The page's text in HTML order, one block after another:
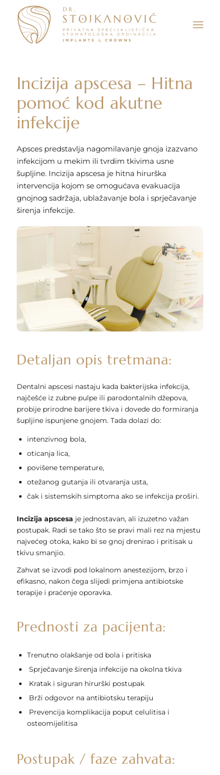
Incizija apscesa – Hitna
pomoć kod akutne
infekcije
Apsces predstavlja nagomilavanje gnoja izazvano
infekcijom u mekim ili tvrdim tkivima usne
šupljine. Incizija apscesa je hitna hirurška
intervencija kojom se omogućava evakuacija
gnojnog sadržaja, ublažavanje bola i sprječavanje
širenja infekcije.
Detaljan opis tretmana:
Dentalni apscesi nastaju kada bakterijska infekcija,
najčešće iz zubne pulpe ili parodontalnih džepova,
probije prirodne barijere tkiva i dovede do formiranja
šupljine ispunjene gnojem. Tada dolazi do:
intenzivnog bola,
oticanja lica,
povišene temperature,
otežanog gutanja ili otvaranja usta,
čak i sistemskih simptoma ako se infekcija proširi.
Incizija apscesa je jednostavan, ali izuzetno važan
postupak. Radi se tako što se pravi mali rez na mjestu
najvećeg otoka, kako bi se gnoj drenirao i pritisak u
tkivu smanjio.
Zahvat se izvodi pod lokalnom anestezijom, brzo i
efikasno, nakon čega slijedi primjena antibiotske
terapije i praćenje oporavka.
Prednosti za pacijenta:
Trenutno olakšanje od bola i pritiska
Sprječavanje širenja infekcije na okolna tkiva
Kratak i siguran hirurški postupak
Brži odgovor na antibiotsku terapiju
Prevencija komplikacija poput celulitisa i
osteomijelitisa
Postupak / faze zahvata: